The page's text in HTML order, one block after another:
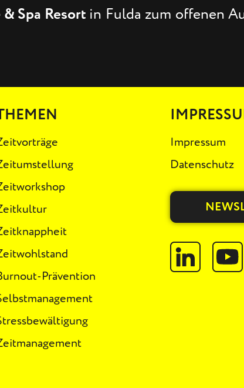
Spa Resort in Fulda zum offenen
Prävention
Impressum
Datenschutz